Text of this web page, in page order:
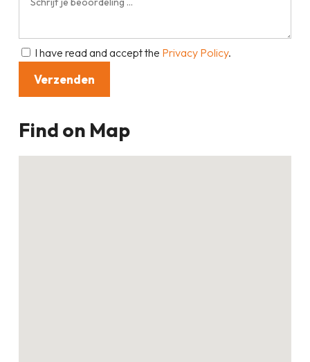
I have read and accept the Privacy Policy.
Find on Map